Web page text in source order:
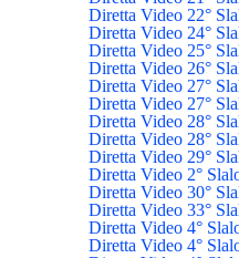
Diretta Video 22°
Diretta Video 24°
Diretta Video 25°
Diretta Video 26°
Diretta Video 27°
Diretta Video 27°
Diretta Video 28°
Diretta Video 28°
Diretta Video 29°
Diretta Video 2°
Diretta Video 30°
Diretta Video 33°
Diretta Video 4°
Diretta Video 4°